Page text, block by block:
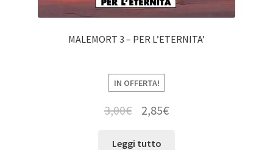
MALEMORT 3 – PER L’ETERNITA’
IN OFFERTA!
3,00€ 2,85€
Leggi tutto